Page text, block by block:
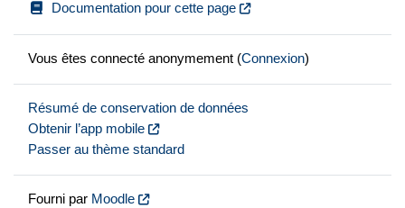
Documentation pour cette page
Vous êtes connecté anonymement (Connexion)
Résumé de conservation de données
Obtenir l’app mobile
Passer au thème standard
Fourni par Moodle